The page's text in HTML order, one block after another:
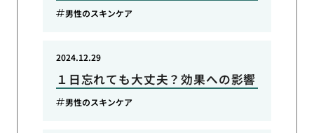
男性のスキンケア
１日忘れても大丈夫？効果への影響
2024.12.29
男性のスキンケア